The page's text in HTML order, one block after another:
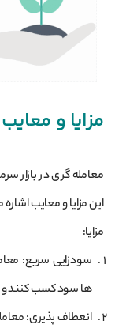
مزایا و
معامله‌ گری در بازار
این مزایا و معایب
مزایا:
سودزایی سریع:
‌ها سود کسب کنند و
انعطاف ‌پذیری: